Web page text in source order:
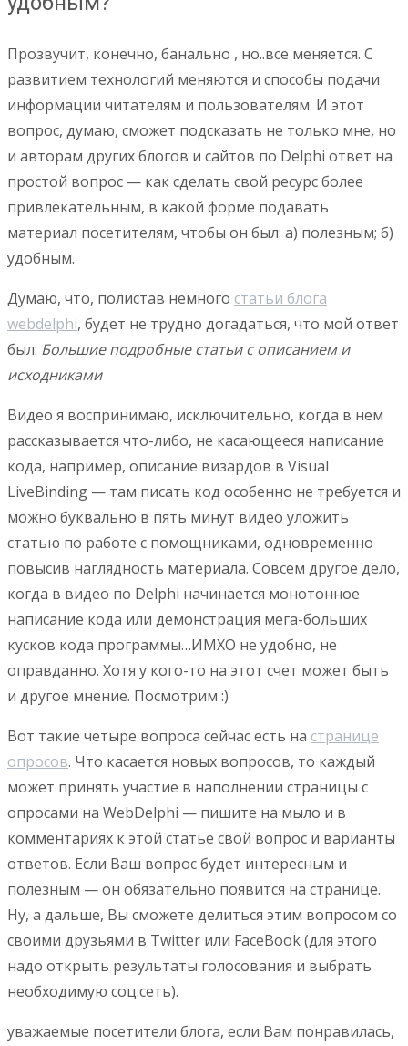
Прозвучит, конечно, банально , но..все меняется. С
развитием технологий меняются и способы подачи
информации читателям и пользователям. И этот
вопрос, думаю, сможет подсказать не только мне, но
и авторам других блогов и сайтов по Delphi ответ на
простой вопрос — как сделать свой ресурс более
привлекательным, в какой форме подавать
материал посетителям, чтобы он был: а) полезным; б)
удобным.
Думаю, что, полистав немного статьи блога
webdelphi, будет не трудно догадаться, что мой ответ
был: Большие подробные статьи с описанием и
исходниками
Видео я воспринимаю, исключительно, когда в нем
рассказывается что-либо, не касающееся написание
кода, например, описание визардов в Visual
LiveBinding — там писать код особенно не требуется и
можно буквально в пять минут видео уложить
статью по работе с помощниками, одновременно
повысив наглядность материала. Совсем другое дело,
когда в видео по Delphi начинается монотонное
написание кода или демонстрация мега-больших
кусков кода программы…ИМХО не удобно, не
оправданно. Хотя у кого-то на этот счет может быть
и другое мнение. Посмотрим :)
Вот такие четыре вопроса сейчас есть на странице
опросов. Что касается новых вопросов, то каждый
может принять участие в наполнении страницы с
опросами на WebDelphi — пишите на мыло и в
комментариях к этой статье свой вопрос и варианты
ответов. Если Ваш вопрос будет интересным и
полезным — он обязательно появится на странице.
Ну, а дальше, Вы сможете делиться этим вопросом со
своими друзьями в Twitter или FaceBook (для этого
надо открыть результаты голосования и выбрать
необходимую соц.сеть).
уважаемые посетители блога, если Вам понравилась,